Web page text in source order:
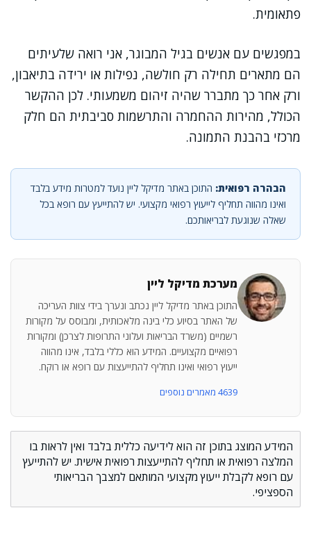
פתאומית.
במפגשים עם אנשים בגיל המבוגר, אני רואה שלעיתים
הם מתארים תחילה רק חולשה, נפילות או ירידה בתיאבון,
ורק אחר כך מתברר שהיה זיהום משמעותי. לכן ההקשר
הכולל, מהירות ההחמרה והתרשמות סביבתית הם חלק
מרכזי בהבנת התמונה.
הבהרה רפואית: התוכן באתר מדיקל ליין נועד למטרות מידע בלבד
ואינו מהווה תחליף לייעוץ רפואי מקצועי. יש להתייעץ עם רופא בכל
שאלה שנוגעת לבריאותכם.
מערכת מדיקל ליין
התוכן באתר מדיקל ליין נכתב ונערך בידי צוות העריכה
של האתר בסיוע כלי בינה מלאכותית, ומבוסס על מקורות
רשמיים (משרד הבריאות ועלוני התרופות לצרכן) ומקורות
רפואיים מקצועיים. המידע הוא כללי בלבד, אינו מהווה
ייעוץ רפואי ואינו תחליף להתייעצות עם רופא או רוקח.
4639 מאמרים נוספים
המידע המוצג בתוכן זה הוא לידיעה כללית בלבד ואין לראות בו
המלצה רפואית או תחליף להתייעצות רפואית אישית. יש להתייעץ
עם רופא לקבלת ייעוץ מקצועי המותאם למצבך הבריאותי
הספציפי.